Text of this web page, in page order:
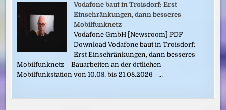
Vodafone baut in Troisdorf: Erst
Einschränkungen, dann besseres
Mobilfunknetz
Vodafone GmbH [Newsroom] PDF
Download Vodafone baut in Troisdorf:
Erst Einschränkungen, dann besseres
Mobilfunknetz – Bauarbeiten an der örtlichen
Mobilfunkstation von 10.08. bis 21.08.2026 –...